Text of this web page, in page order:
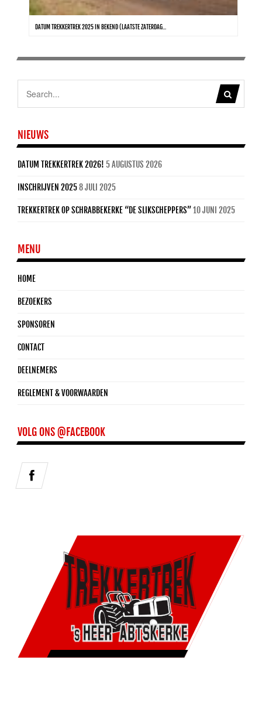
DATUM TREKKERTREK 2025 IN BEKEND (LAATSTE ZATERDAG...
NIEUWS
DATUM TREKKERTREK 2026! 5 AUGUSTUS 2026
INSCHRIJVEN 20258 JULI 2025
TREKKERTREK OP SCHRABBEKERKE “DE SLIKSCHEPPERS”10 JUNI 2025
MENU
HOME
BEZOEKERS
SPONSOREN
CONTACT
DEELNEMERS
REGLEMENT & VOORWAARDEN
VOLG ONS @FACEBOOK